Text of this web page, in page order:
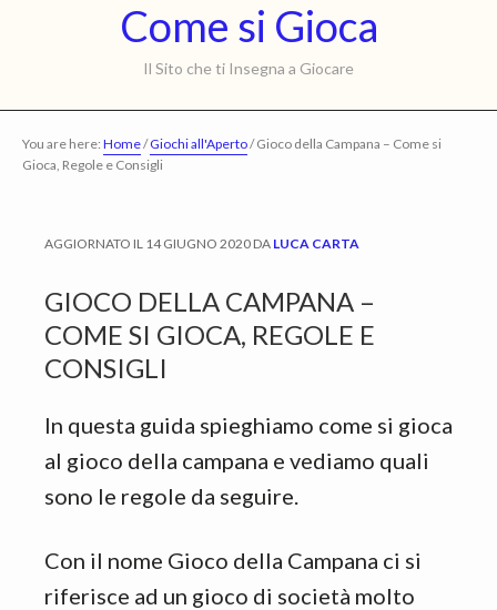
Come si Gioca
Gioca
Il Sito che ti Insegna a Giocare
You are here: Home/ Giochi all'Aperto/Gioco della Campana – Come si
Gioca, Regole e Consigli
AGGIORNATO IL 14 GIUGNO 2020 DA LUCA CARTA
GIOCO DELLA CAMPANA –
COME SI GIOCA, REGOLE E
CONSIGLI
In questa guida spieghiamo come si gioca
al gioco della campana e vediamo quali
sono le regole da seguire.
Con il nome Gioco della Campana ci si
riferisce ad un gioco di società molto